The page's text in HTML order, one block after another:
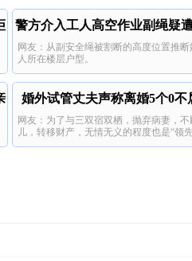
警方介入工人高空作业副绳疑
网友：从副安全绳被割断的高度位置推断
人所在楼层户型。
婚外试管丈夫声称离婚5个0不
网友：为了与三双宿双栖，抛弃病妻，不
儿，转移财产，无情无义的程度也是“领先